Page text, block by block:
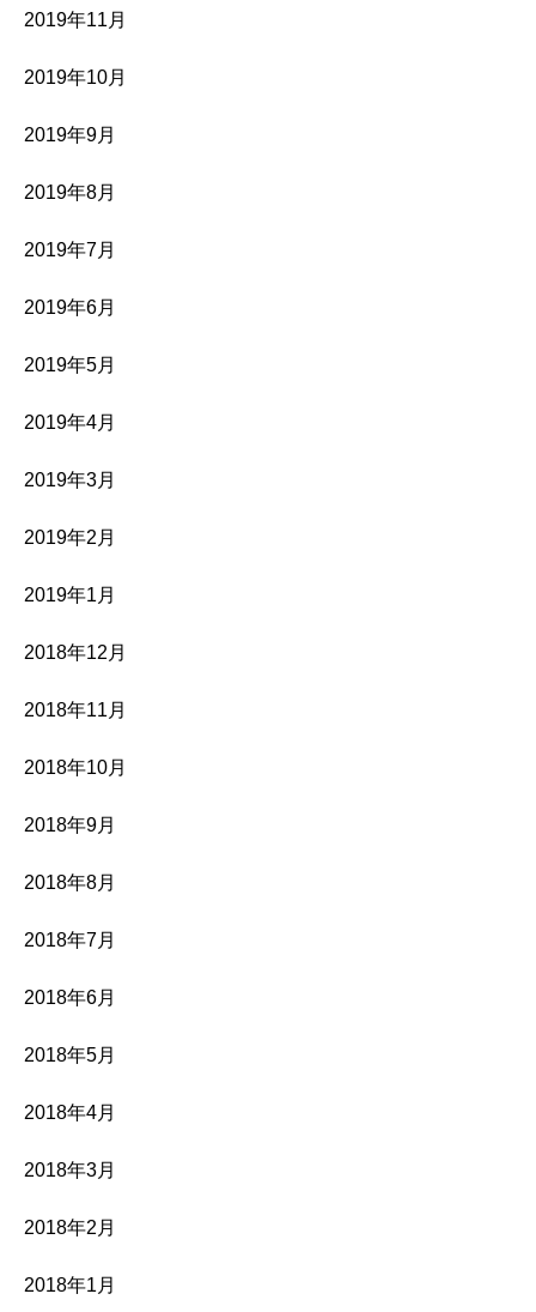
2019年11月
2019年10月
2019年9月
2019年8月
2019年7月
2019年6月
2019年5月
2019年4月
2019年3月
2019年2月
2019年1月
2018年12月
2018年11月
2018年10月
2018年9月
2018年8月
2018年7月
2018年6月
2018年5月
2018年4月
2018年3月
2018年2月
2018年1月